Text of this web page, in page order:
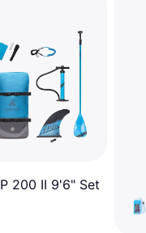
200 II 9'6" Set